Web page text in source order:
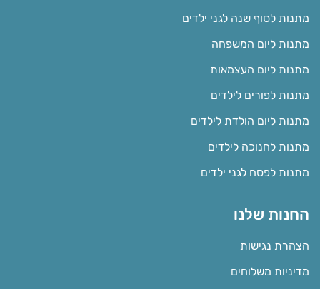
מתנות לסוף שנה לגני ילדים
מתנות ליום המשפחה
מתנות ליום העצמאות
מתנות לפורים לילדים
מתנות ליום הולדת לילדים
מתנות לחנוכה לילדים
מתנות לפסח לגני ילדים
החנות שלנו
הצהרת נגישות
מדיניות משלוחים